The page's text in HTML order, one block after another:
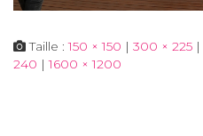
Taille :150 × 150 | 300 × 225 |
240 | 1600 × 1200